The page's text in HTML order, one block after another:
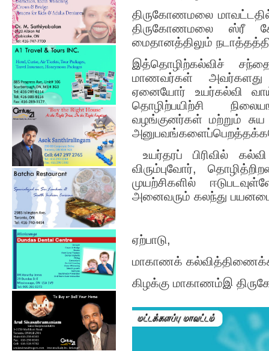
திருகோணமலை
திருகோணமலை ஸ்ரீ
மைதானத்திலும்
இத்தொழிற்கல்விச்
மாணவர்கள்
ஏனையோர் உயர்கல்வி
தொழிற்பயிற்சி
வழங்குனர்கள் மற்றும்
உயர்தரப் பிரிவில்
விரும்புவோர்,
முயற்சிகளில்
அனைவரும் கலந்து
ஏற்பாடு,
மாகாணக்
கிழக்கு மாகாணம்இ